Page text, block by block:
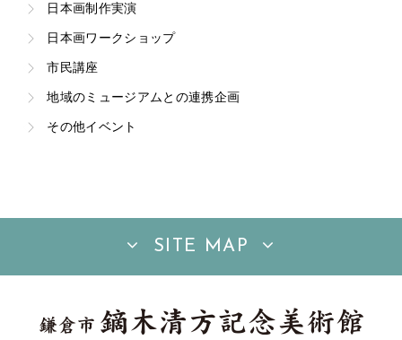
日本画制作実演
日本画ワークショップ
市民講座
地域のミュージアムとの連携企画
その他イベント
SITE MAP